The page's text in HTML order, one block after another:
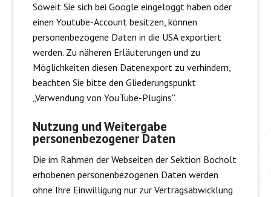
Soweit Sie sich bei Google eingeloggt haben oder
einen Youtube-Account besitzen, können
personenbezogene Daten in die USA exportiert
werden. Zu näheren Erläuterungen und zu
Möglichkeiten diesen Datenexport zu verhindern,
beachten Sie bitte den Gliederungspunkt
„Verwendung von YouTube-Plugins“.
Nutzung und Weitergabe
personenbezogener Daten
Die im Rahmen der Webseiten der Sektion Bocholt
erhobenen personenbezogenen Daten werden
ohne Ihre Einwilligung nur zur Vertragsabwicklung